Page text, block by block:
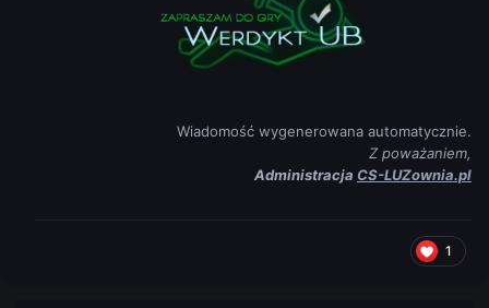
Wiadomość wygenerowana automatycznie.
Z poważaniem,
Administracja CS-LUZownia.pl
1